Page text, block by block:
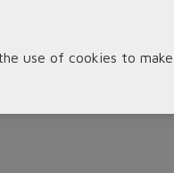
use of cookies to make